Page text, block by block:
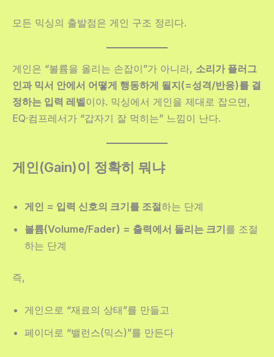
모든 믹싱의 출발점은 게인 구조 정리다.
게인은 “볼륨을 올리는 손잡이”가 아니라, 소리가 플러그
인과 믹서 안에서 어떻게 행동하게 될지(=성격/반응)를 결
정하는 입력 레벨이야. 믹싱에서 게인을 제대로 잡으면,
EQ·컴프레서가 “갑자기 잘 먹히는” 느낌이 난다.
게인(Gain)이 정확히 뭐냐
게인 = 입력 신호의 크기를 조절하는 단계
볼륨(Volume/Fader) = 출력에서 들리는 크기를 조절
하는 단계
즉,
게인으로 “재료의 상태”를 만들고
페이더로 “밸런스(믹스)”를 만든다